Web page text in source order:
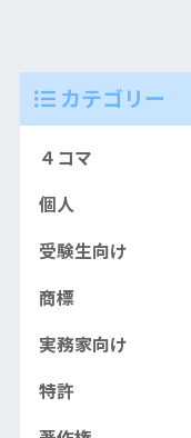
カテゴリー
４コマ
個人
受験生向け
商標
実務家向け
特許